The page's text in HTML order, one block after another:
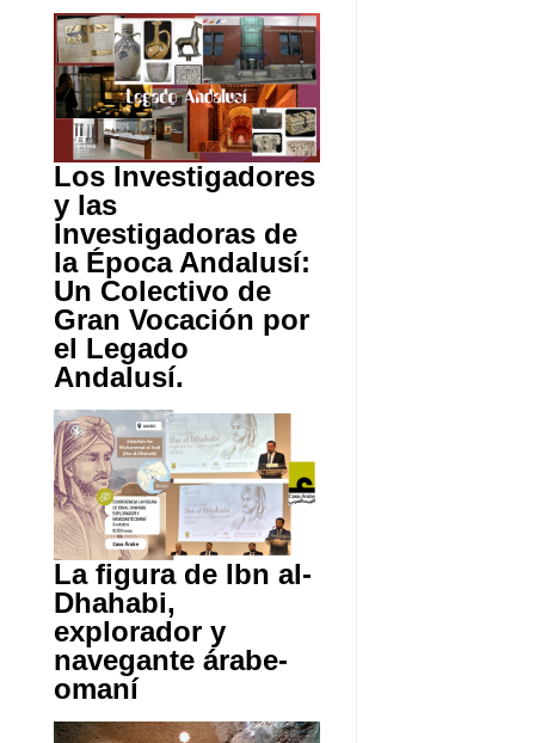
Los Investigadores
y las
Investigadoras de
la Época Andalusí:
Un Colectivo de
Gran Vocación por
el Legado
Andalusí.
La figura de Ibn al-
Dhahabi,
explorador y
navegante árabe-
omaní